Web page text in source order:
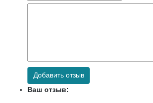
Добавить отзыв
Ваш отзыв: